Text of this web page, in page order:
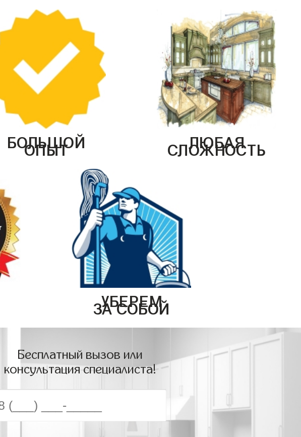
БОЛЬШОЙ
ОПЫТ ЛЮБАЯ
СЛОЖНОСТЬ
УБЕРЕМ
ЗА СОБОЙ
Бесплатный вызов или
консультация специалиста!